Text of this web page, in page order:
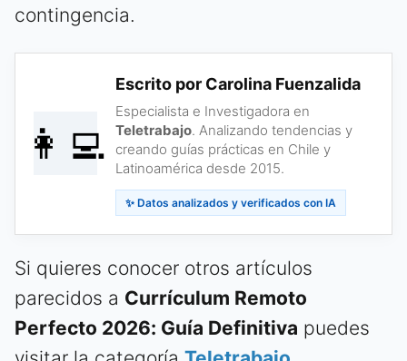
contingencia.
👩‍💻
Escrito por Carolina Fuenzalida
Especialista e Investigadora en
Teletrabajo. Analizando tendencias y
creando guías prácticas en Chile y
Latinoamérica desde 2015.
✨ Datos analizados y verificados con IA
Si quieres conocer otros artículos
parecidos a Currículum Remoto
Perfecto 2026: Guía Definitiva puedes